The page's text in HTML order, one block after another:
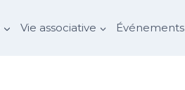
Vie associative Événements